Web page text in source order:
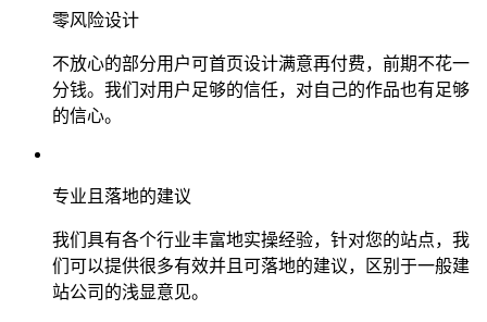
零风险设计
不放心的部分用户可首页设计满意再付费，前期不花一
分钱。我们对用户足够的信任，对自己的作品也有足够
的信心。
专业且落地的建议
我们具有各个行业丰富地实操经验，针对您的站点，我
们可以提供很多有效并且可落地的建议，区别于一般建
站公司的浅显意见。